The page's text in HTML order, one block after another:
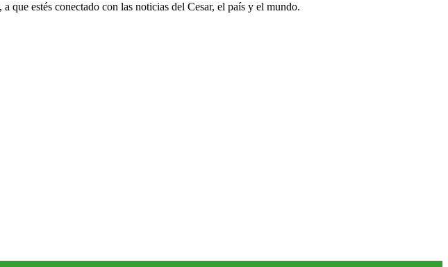
que estés conectado con las noticias del Cesar, el país y el mundo.